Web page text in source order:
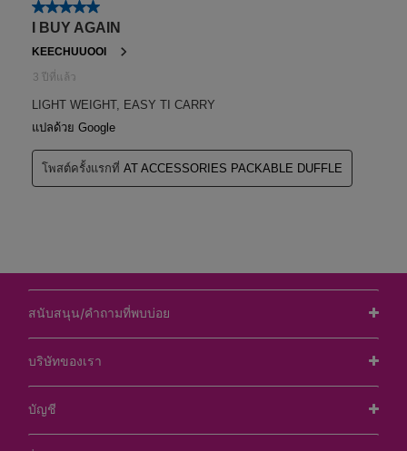
สนับสนุน/คำถามที่พบบ่อย
บริษัทของเรา
บัญชี